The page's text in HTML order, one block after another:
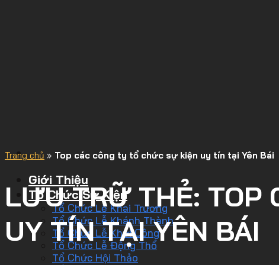
Giới Thiệu
Tổ Chức Sự Kiện
Tổ Chức Lễ Khai Trương
Tổ Chức Lễ Khánh Thành
Tổ Chức Lễ Khởi Công
Tổ Chức Lễ Động Thổ
Tổ Chức Hội Thảo
Trang chủ » Top các công ty tổ chức sự kiện uy tín tại Yên Bái
LƯU TRỮ THẺ: TOP
UY TÍN TẠI YÊN BÁI